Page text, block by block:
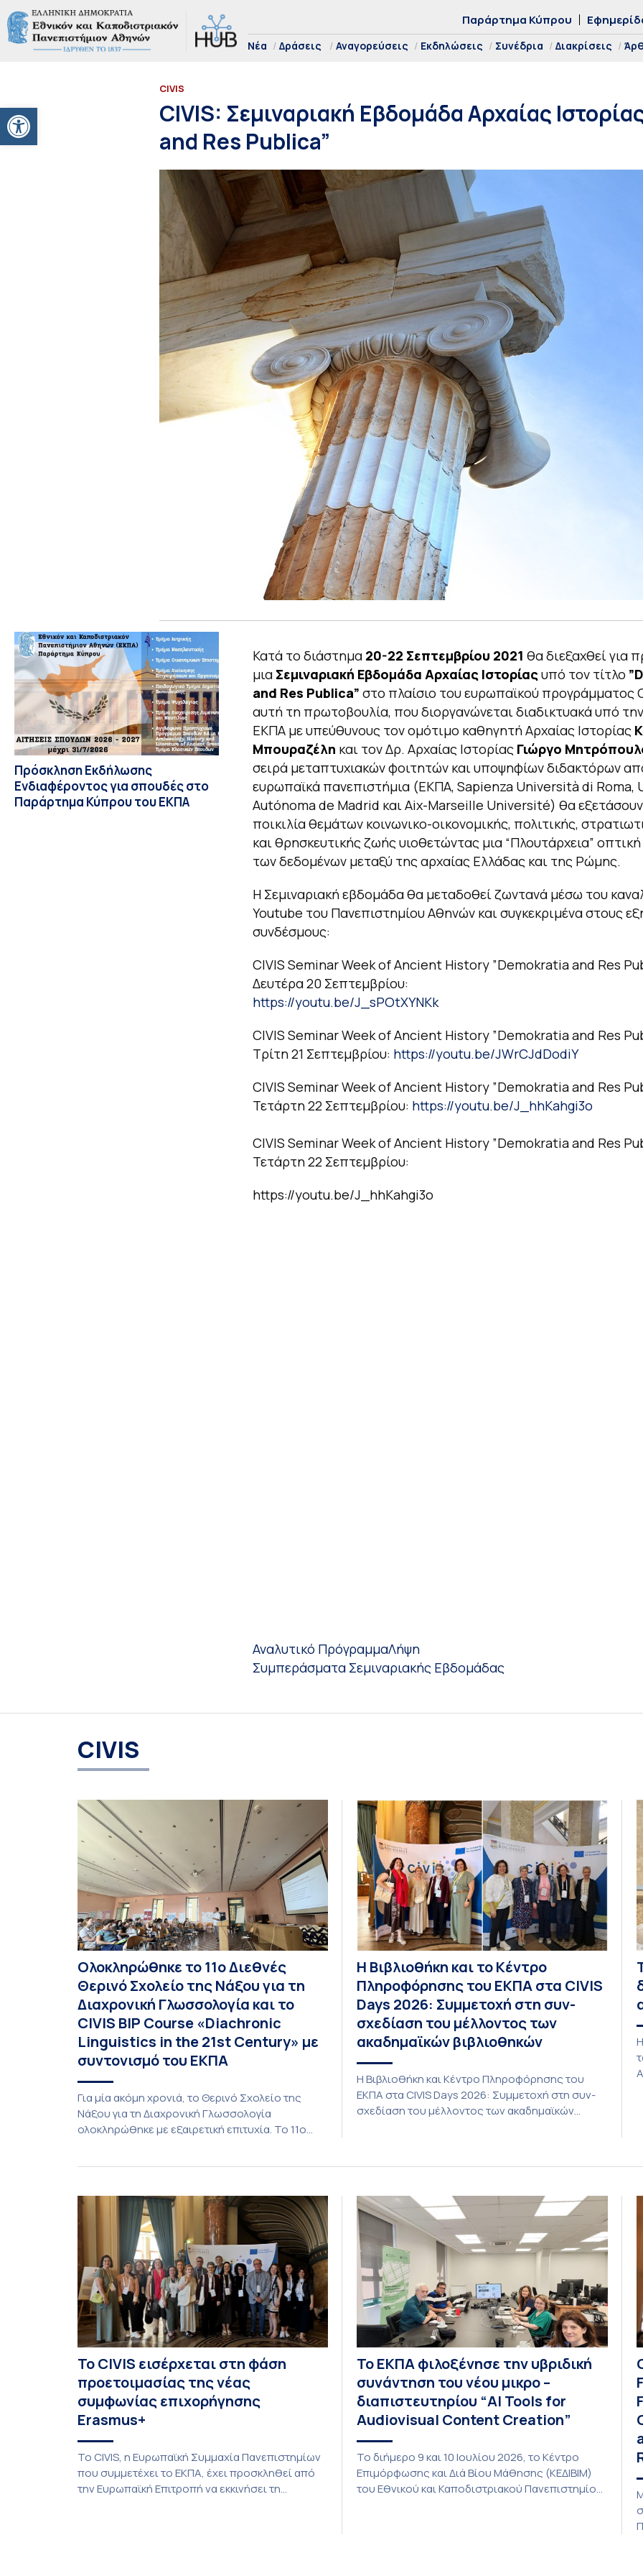
Ανοίξτε τη γραμμή εργαλείων
Παράρτημα Κύπρου
Νέα Δράσεις Αναγορεύσεις Εκδηλώσεις Συνέδρια Διακρίσεις
CIVIS
CIVIS: Σεμιναριακή Εβδομάδα Αρχαίας
and Res Publica”
Πρόσκληση Εκδήλωσης
Ενδιαφέροντος για σπουδές στο
Παράρτημα Κύπρου του ΕΚΠΑ
Κατά το διάστημα 20-22 Σεπτεμβρίου 2021 θα διεξαχθεί για
μια Σεμιναριακή Εβδομάδα Αρχαίας Ιστορίας υπό τον τίτλο
and Res Publica” στο πλαίσιο του ευρωπαϊκού προγράμματος
αυτή τη πρωτοβουλία, που διοργανώνεται διαδικτυακά υπό
ΕΚΠΑ με υπεύθυνους τον ομότιμο καθηγητή Αρχαίας Ιστορίας
Μπουραζέλη και τον Δρ. Αρχαίας ΙστορίαςΓιώργο
σειρά μεταπτυχιακών φοιτητών και υποψηφίων διδακτόρων
ευρωπαϊκά πανεπιστήμια (ΕΚΠΑ, Sapienza Università di Roma,
Autónoma de Madrid και Aix-Marseille Université) θα
ποικιλία θεμάτων κοινωνικο-οικονομικής, πολιτικής,
και θρησκευτικής ζωής υιοθετώντας μια “Πλουτάρχεια”
των δεδομένων μεταξύ της αρχαίας Ελλάδας και της Ρώμης.
Η Σεμιναριακή εβδομάδα θα μεταδοθεί ζωντανά μέσω του
Youtube του Πανεπιστημίου Αθηνών και συγκεκριμένα στους
συνδέσμους:
CIVIS Seminar Week of Ancient History ”Demokratia and Res
Δευτέρα 20 Σεπτεμβρίου:
https://youtu.be/J_sPOtXYNKk
CIVIS Seminar Week of Ancient History ”Demokratia and Res
Tρίτη 21 Σεπτεμβρίου: https://youtu.be/JWrCJdDodiY
CIVIS Seminar Week of Ancient History ”Demokratia and Res
Τετάρτη 22 Σεπτεμβρίου: https://youtu.be/J_hhKahgi3o
CIVIS Seminar Week of Ancient History ”Demokratia and Res
Τετάρτη 22 Σεπτεμβρίου:
https://youtu.be/J_hhKahgi3o
Αναλυτικό ΠρόγραμμαΛήψη
Συμπεράσματα Σεμιναριακής Εβδομάδας
CIVIS
Ολοκληρώθηκε το 11ο Διεθνές
Θερινό Σχολείο της Νάξου για τη
Διαχρονική Γλωσσολογία και το
CIVIS BIP Course «Diachronic
Linguistics in the 21st Century» με
συντονισμό του ΕΚΠΑ
Για μία ακόμη χρονιά, το Θερινό Σχολείο της
Νάξου για τη Διαχρονική Γλωσσολογία
ολοκληρώθηκε με εξαιρετική επιτυχία. Το 11ο
19 έως τις 25 Ιουλίου 2026 στο ιστορικό κτίριο
της πρώην σχολής […]
Η Βιβλιοθήκη και το Κέντρο
Πληροφόρησης του ΕΚΠΑ στα CIVIS
Days 2026: Συμμετοχή στη συν-
σχεδίαση του μέλλοντος των
ακαδημαϊκών βιβλιοθηκών
Η Βιβλιοθήκη και Κέντρο Πληροφόρησης του
ΕΚΠΑ στα CIVIS Days 2026: Συμμετοχή στη συν-
σχεδίαση του μέλλοντος των ακαδημαϊκών
Βιβλιοθήκη και Κέντρο Πληροφόρησης (ΒΚΠ) του
Ιδρύματος. Οι […]
Το CIVIS εισέρχεται στη φάση
προετοιμασίας της νέας
συμφωνίας επιχορήγησης
Erasmus+
Το CIVIS, η Ευρωπαϊκή Συμμαχία Πανεπιστημίων
που συμμετέχει το ΕΚΠΑ, έχει προσκληθεί από
την Ευρωπαϊκή Επιτροπή να εκκινήσει τη
Το ΕΚΠΑ φιλοξένησε την υβριδική
συνάντηση του νέου μικρο –
διαπιστευτηρίου “AI Tools for
Audiovisual Content Creation”
Το διήμερο 9 και 10 Ιουλίου 2026, το Κέντρο
Επιμόρφωσης και Διά Βίου Μάθησης (ΚΕΔΙΒΙΜ)
του Εθνικού και Καποδιστριακού Πανεπιστημίου